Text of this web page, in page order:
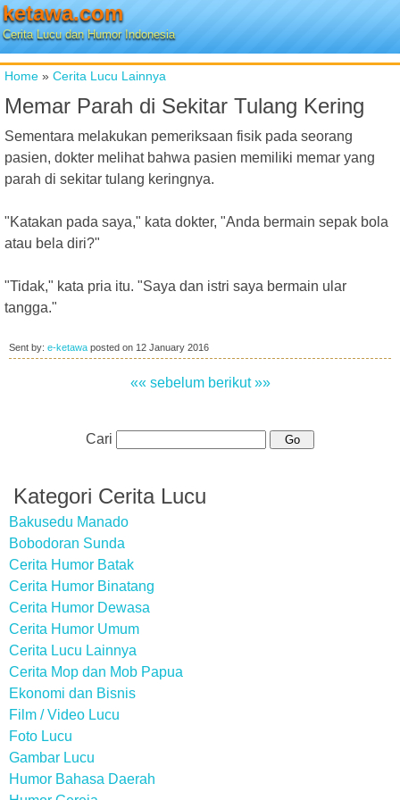
ketawa.com
Cerita Lucu dan Humor Indonesia
Home » Cerita Lucu Lainnya
Memar Parah di Sekitar Tulang Kering
Sementara melakukan pemeriksaan fisik pada seorang
pasien, dokter melihat bahwa pasien memiliki memar yang
parah di sekitar tulang keringnya.
"Katakan pada saya," kata dokter, "Anda bermain sepak bola
atau bela diri?"
"Tidak," kata pria itu. "Saya dan istri saya bermain ular
tangga."
Sent by: e-ketawa posted on 12 January 2016
«« sebelum berikut »»
Cari
Kategori Cerita Lucu
Bakusedu Manado
Bobodoran Sunda
Cerita Humor Batak
Cerita Humor Binatang
Cerita Humor Dewasa
Cerita Humor Umum
Cerita Lucu Lainnya
Cerita Mop dan Mob Papua
Ekonomi dan Bisnis
Film / Video Lucu
Foto Lucu
Gambar Lucu
Humor Bahasa Daerah